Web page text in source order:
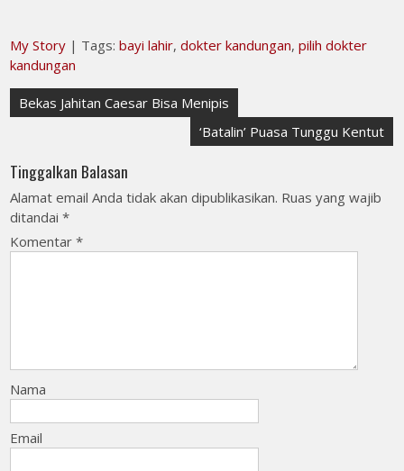
My Story | Tags:bayi lahir,dokter kandungan,pilih dokter
kandungan
Navigasi
Bekas Jahitan Caesar Bisa Menipis
‘Batalin’ Puasa Tunggu Kentut
Tinggalkan Balasan
Alamat email Anda tidak akan dipublikasikan. Ruas yang wajib
ditandai*
Komentar*
Nama
Email